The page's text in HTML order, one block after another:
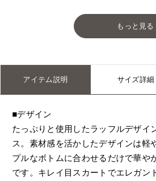
もっと見る
アイテム説明 サイズ詳細
■デザイン
たっぷりと使用したラッフルデザイ
ス。素材感を活かしたデザインは軽
プルなボトムに合わせるだけで華や
です。キレイ目スカートでエレガン